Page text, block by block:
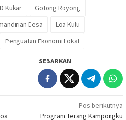
Kukar
Gotong Royong
Desa
Loa Kulu
Penguatan Ekonomi Lokal
SEBARKAN
Pos berikutnya
Program Terang Kampongku